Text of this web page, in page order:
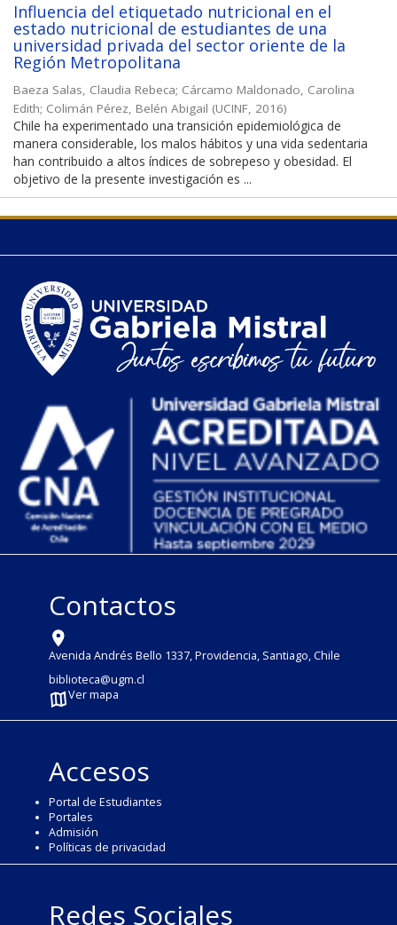
Influencia del etiquetado nutricional en el
estado nutricional de estudiantes de una
universidad privada del sector oriente de la
Región Metropolitana
Baeza Salas, Claudia Rebeca; Cárcamo Maldonado, Carolina
Edith; Colimán Pérez, Belén Abigail (UCINF, 2016)
Chile ha experimentado una transición epidemiológica de
manera considerable, los malos hábitos y una vida sedentaria
han contribuido a altos índices de sobrepeso y obesidad. El
objetivo de la presente investigación es ...
Contactos
Avenida Andrés Bello 1337, Providencia, Santiago, Chile
biblioteca@ugm.cl
Ver mapa
Accesos
Portal de Estudiantes
Portales
Admisión
Políticas de privacidad
Redes Sociales